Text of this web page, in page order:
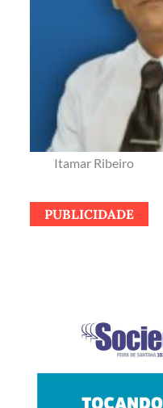
Itamar Ribeiro
PUBLICIDADE